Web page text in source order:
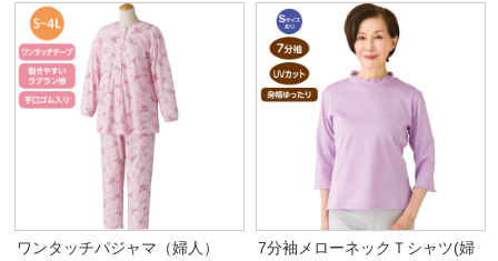
ワンタッチパジャマ（婦人）
7分袖メローネックＴシャツ(婦